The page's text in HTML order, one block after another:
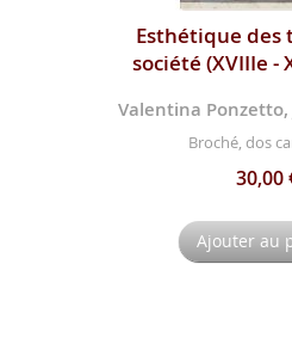
Esthétique des
société (XVIIIe -
Valentina
Broché, dos
30,00
Ajouter au